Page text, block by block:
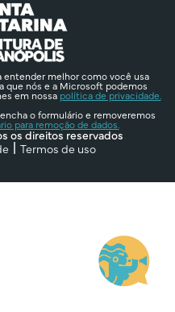
entender melhor como você usa
que nós e a Microsoft podemos
em nossa política de privacidade.
o formulário e removeremos
para remoção de dados.
os direitos reservados
Termos de uso